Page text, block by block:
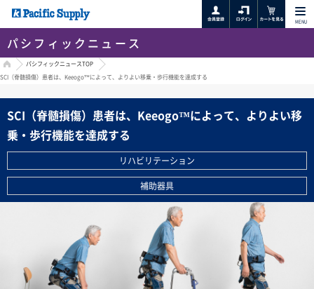
MENU
パシフィックニュース
HOMEパシフィックニュースTOP
SCI（脊髄損傷）患者は、Keeogo™によって、よりよい移乗・歩行機能を達成する
SCI（脊髄損傷）患者は、Keeogo™によって、よりよい移
乗・歩行機能を達成する
リハビリテーション
補助器具